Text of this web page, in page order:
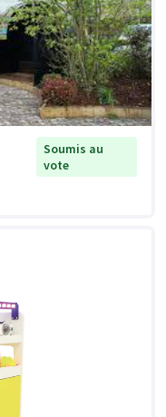
Soumis au
vote